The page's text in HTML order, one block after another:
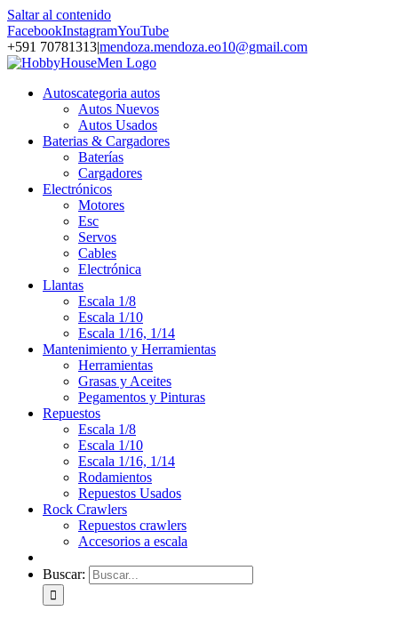
Saltar al contenido
FacebookInstagramYouTube
+591 70781313|mendoza.mendoza.eo10@gmail.com
Autoscategoria autos
Autos Nuevos
Autos Usados
Baterias & Cargadores
Baterías
Cargadores
Electrónicos
Motores
Esc
Servos
Cables
Electrónica
Llantas
Escala 1/8
Escala 1/10
Escala 1/16, 1/14
Mantenimiento y Herramientas
Herramientas
Grasas y Aceites
Pegamentos y Pinturas
Repuestos
Escala 1/8
Escala 1/10
Escala 1/16, 1/14
Rodamientos
Repuestos Usados
Rock Crawlers
Repuestos crawlers
Accesorios a escala
Buscar: